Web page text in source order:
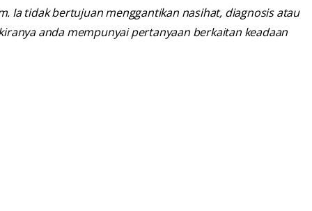
Ia tidak bertujuan menggantikan nasihat, diagnosis atau
anda mempunyai pertanyaan berkaitan keadaan